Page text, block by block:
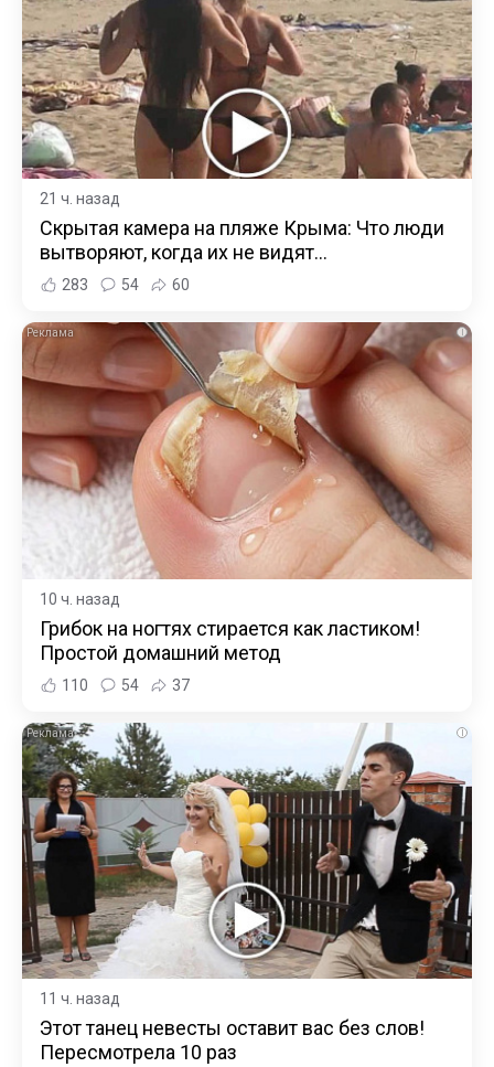
21 ч. назад
Скрытая камера на пляже Крыма: Что люди
вытворяют, когда их не видят...
283 54 60
i
10 ч. назад
Грибок на ногтях стирается как ластиком!
Простой домашний метод
110 54 37
i
11 ч. назад
Этот танец невесты оставит вас без слов!
Пересмотрела 10 раз